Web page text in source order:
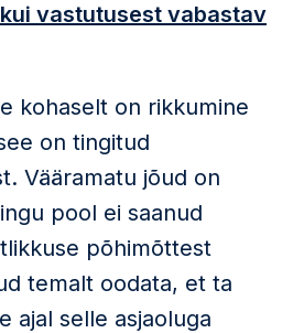
vastutusest vabastav
kohaselt on rikkumine
on tingitud
Vääramatu jõud on
pool ei saanud
põhimõttest
temalt oodata, et ta
ajal selle asjaoluga